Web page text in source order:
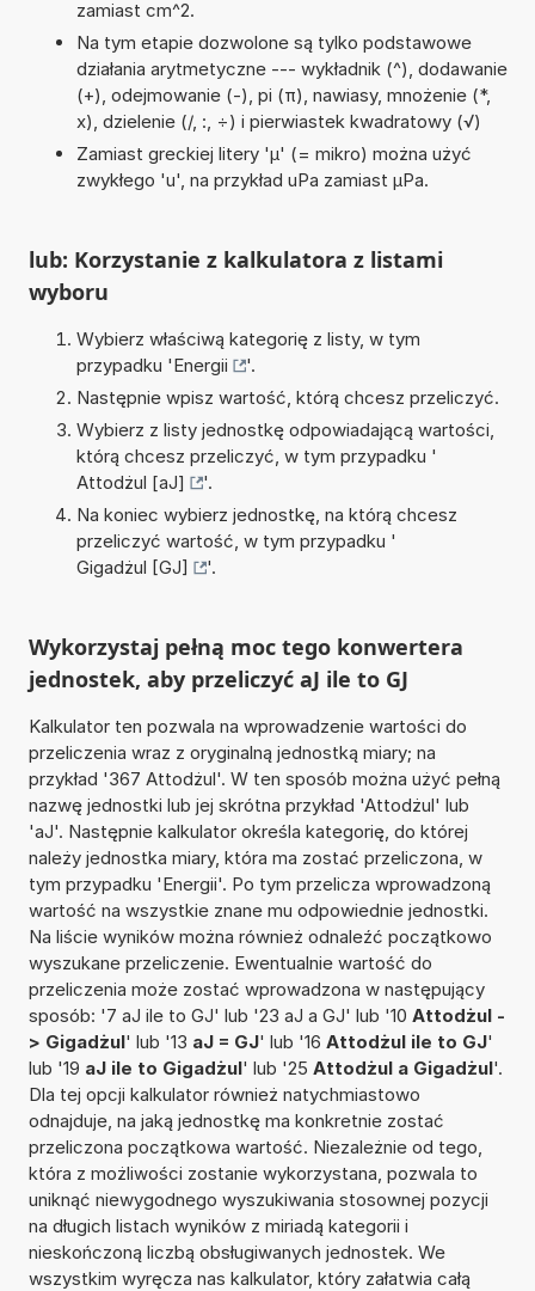
zamiast cm^2.
Na tym etapie dozwolone są tylko podstawowe
działania arytmetyczne --- wykładnik (^), dodawanie
(+), odejmowanie (-), pi (π), nawiasy, mnożenie (*,
x), dzielenie (/, :, ÷) i pierwiastek kwadratowy (√)
Zamiast greckiej litery 'µ' (= mikro) można użyć
zwykłego 'u', na przykład uPa zamiast µPa.
lub: Korzystanie z kalkulatora z listami
wyboru
Wybierz właściwą kategorię z listy, w tym
przypadku 'Energii
'.
Następnie wpisz wartość, którą chcesz przeliczyć.
Wybierz z listy jednostkę odpowiadającą wartości,
którą chcesz przeliczyć, w tym przypadku '
Attodżul [aJ]
'.
Na koniec wybierz jednostkę, na którą chcesz
przeliczyć wartość, w tym przypadku '
Gigadżul [GJ]
'.
Wykorzystaj pełną moc tego konwertera
jednostek, aby przeliczyć aJ ile to GJ
Kalkulator ten pozwala na wprowadzenie wartości do
przeliczenia wraz z oryginalną jednostką miary; na
przykład '367 Attodżul'. W ten sposób można użyć pełną
nazwę jednostki lub jej skrótna przykład 'Attodżul' lub
'aJ'. Następnie kalkulator określa kategorię, do której
należy jednostka miary, która ma zostać przeliczona, w
tym przypadku 'Energii'. Po tym przelicza wprowadzoną
wartość na wszystkie znane mu odpowiednie jednostki.
Na liście wyników można również odnaleźć początkowo
wyszukane przeliczenie. Ewentualnie wartość do
przeliczenia może zostać wprowadzona w następujący
sposób: '7 aJ ile to GJ' lub '23 aJ a GJ' lub '10 Attodżul -
> Gigadżul' lub '13 aJ = GJ' lub '16 Attodżul ile to GJ'
lub '19 aJ ile to Gigadżul' lub '25 Attodżul a Gigadżul'.
Dla tej opcji kalkulator również natychmiastowo
odnajduje, na jaką jednostkę ma konkretnie zostać
przeliczona początkowa wartość. Niezależnie od tego,
która z możliwości zostanie wykorzystana, pozwala to
uniknąć niewygodnego wyszukiwania stosownej pozycji
na długich listach wyników z miriadą kategorii i
nieskończoną liczbą obsługiwanych jednostek. We
wszystkim wyręcza nas kalkulator, który załatwia całą